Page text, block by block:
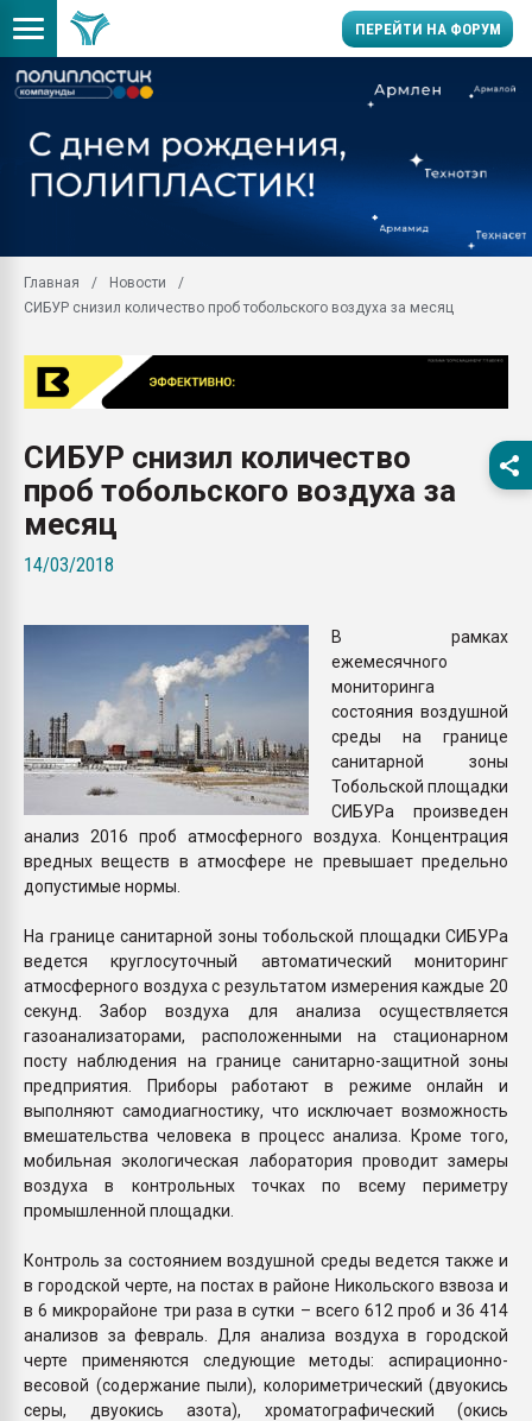
ПЕРЕЙТИ НА ФОРУМ
умельцы изготовили
Продажа готового
производство SPC
29.07.2026 ФРП помог
ближайшее
Подмосковье, Москва
28.07.2026
ПЕРЕЙТИ НА
Главная
Новости
СИБУР снизил количество проб тобольского воздуха за месяц
СИБУР снизил количество
проб тобольского воздуха за
месяц
14/03/2018
В рамках
ежемесячного
мониторинга
состояния воздушной
среды на границе
санитарной зоны
Тобольской площадки
СИБУРа произведен
анализ 2016 проб атмосферного воздуха. Концентрация
вредных веществ в атмосфере не превышает предельно
допустимые нормы.
На границе санитарной зоны тобольской площадки СИБУРа
ведется круглосуточный автоматический мониторинг
атмосферного воздуха с результатом измерения каждые 20
секунд. Забор воздуха для анализа осуществляется
газоанализаторами, расположенными на стационарном
посту наблюдения на границе санитарно-защитной зоны
предприятия. Приборы работают в режиме онлайн и
выполняют самодиагностику, что исключает возможность
вмешательства человека в процесс анализа. Кроме того,
мобильная экологическая лаборатория проводит замеры
воздуха в контрольных точках по всему периметру
промышленной площадки.
Контроль за состоянием воздушной среды ведется также и
в городской черте, на постах в районе Никольского взвоза и
в 6 микрорайоне три раза в сутки – всего 612 проб и 36 414
анализов за февраль. Для анализа воздуха в городской
черте применяются следующие методы: аспирационно-
весовой (содержание пыли), колориметрический (двуокись
серы, двуокись азота), хроматографический (окись